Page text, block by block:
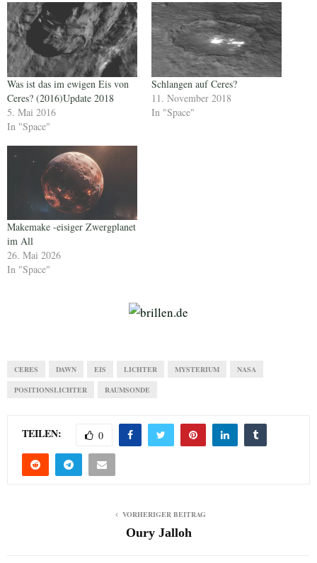
Was ist das im ewigen Eis von
Ceres? (2016)Update 2018
5. Mai 2016
In "Space"
Schlangen auf Ceres?
11. November 2018
In "Space"
Makemake -eisiger Zwergplanet
im All
26. Mai 2026
In "Space"
CERES DAWN EIS LICHTER MYSTERIUM NASA
POSITIONSLICHTER RAUMSONDE
TEILEN: 0
VORHERIGER BEITRAG
Oury Jalloh